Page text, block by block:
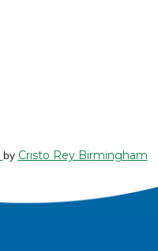
by Cristo Rey Birmingham